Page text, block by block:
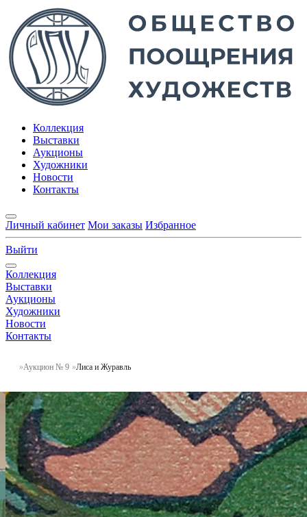
Коллекция
Выставки
Аукционы
Художники
Новости
Контакты
Личный кабинет Мои заказы Избранное
Выйти
Коллекция
Выставки
Аукционы
Художники
Новости
Контакты
Аукцион № 9 Лиса и Журавль